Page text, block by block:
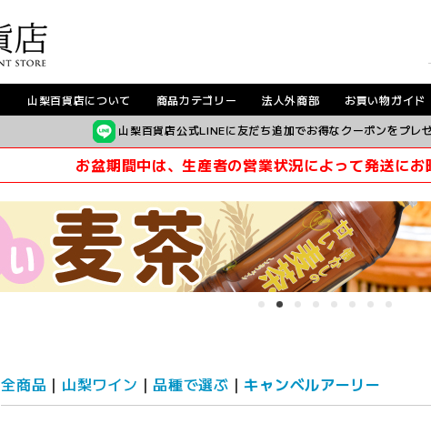
山梨百貨店について 商品カテゴリー 法人外商部 お買い物ガイド
山梨百貨店公式LINEに友だち追加でお得なクーポンをプレ
お盆期間中は、生産者の営業状況によって発送にお
全商品 山梨ワイン 品種で選ぶ キャンベルアーリー